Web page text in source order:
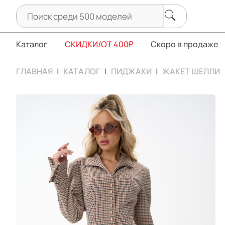
Каталог СКИДКИ/ОТ 400₽ Скоро в продаже
ГЛАВНАЯ КАТАЛОГ ПИДЖАКИ ЖАКЕТ ШЕЛЛИ